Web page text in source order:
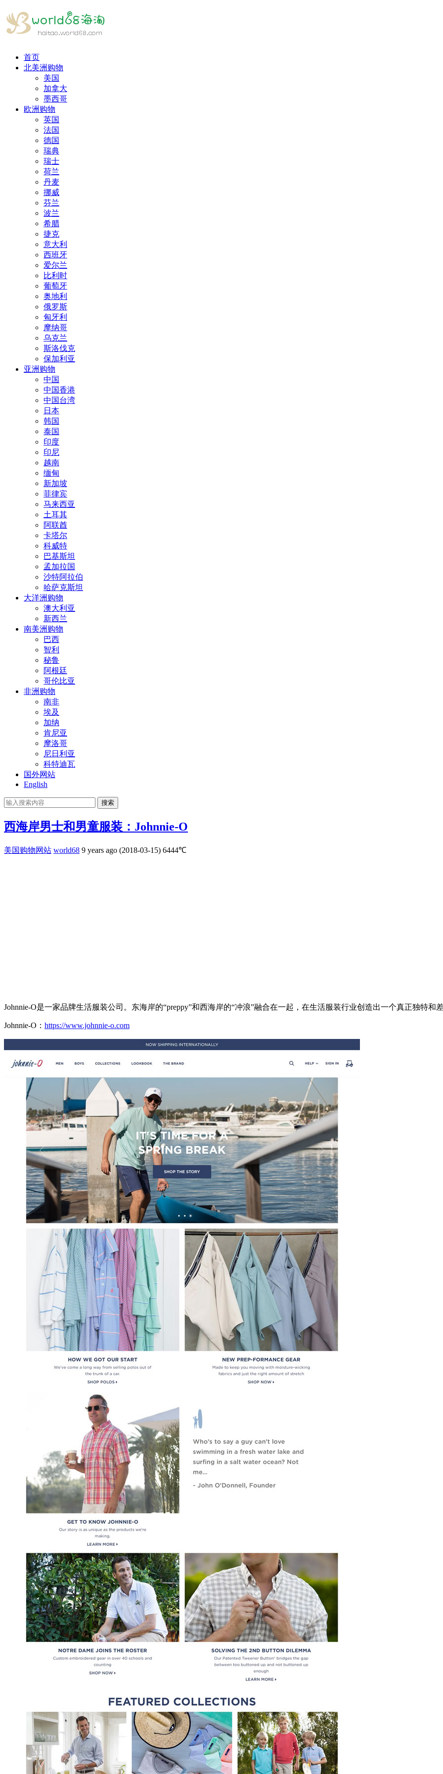
首页
北美洲购物
美国
加拿大
墨西哥
欧洲购物
英国
法国
德国
瑞典
瑞士
荷兰
丹麦
挪威
芬兰
波兰
希腊
捷克
意大利
西班牙
爱尔兰
比利时
葡萄牙
奥地利
俄罗斯
匈牙利
摩纳哥
乌克兰
斯洛伐克
保加利亚
亚洲购物
中国
中国香港
中国台湾
日本
韩国
泰国
印度
印尼
越南
缅甸
新加坡
菲律宾
马来西亚
土耳其
阿联酋
卡塔尔
科威特
巴基斯坦
孟加拉国
沙特阿拉伯
哈萨克斯坦
大洋洲购物
澳大利亚
新西兰
南美洲购物
巴西
智利
秘鲁
阿根廷
哥伦比亚
非洲购物
南非
埃及
加纳
肯尼亚
摩洛哥
尼日利亚
科特迪瓦
国外网站
English
搜索
西海岸男士和男童服装：Johnnie-O
美国购物网站 world68 9 years ago (2018-03-15) 6444℃
Johnnie-O是一家品牌生活服装公司。东海岸的“preppy”和西海岸的“冲浪”融合在一起，在生活服装行业创造出一个真正独特和
Johnnie-O： https://www.johnnie-o.com